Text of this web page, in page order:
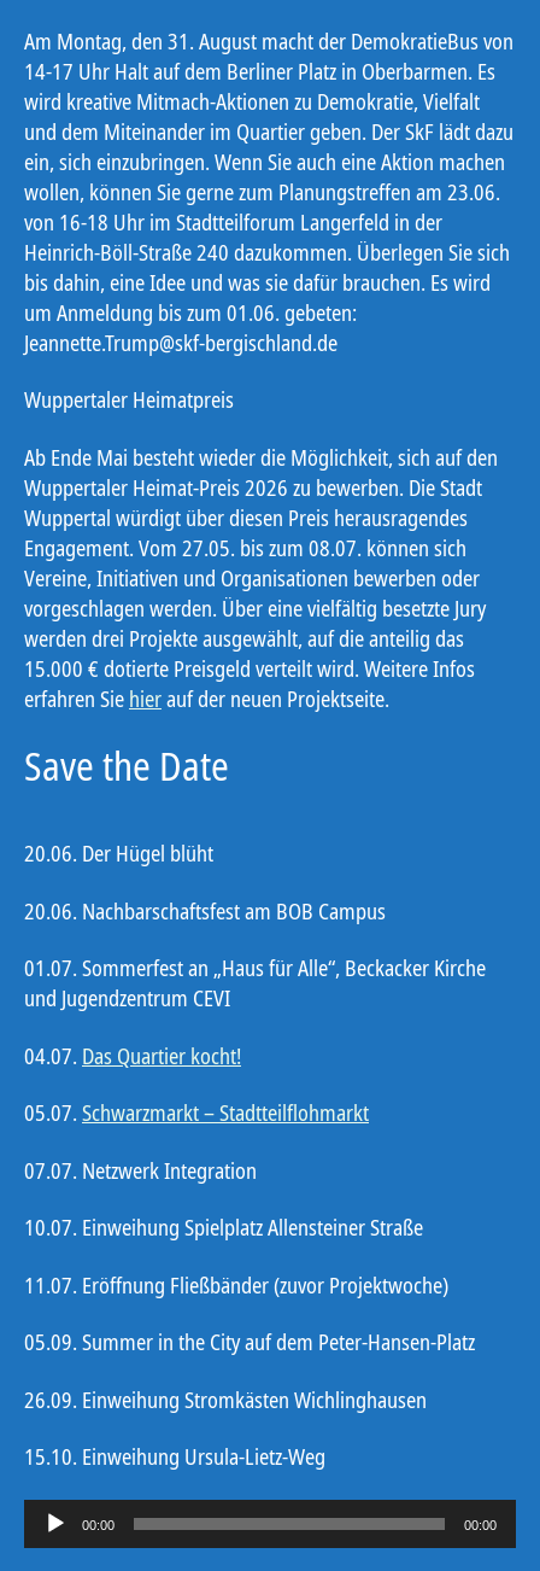
Am Montag, den 31. August macht der DemokratieBus von
14-17 Uhr Halt auf dem Berliner Platz in Oberbarmen. Es
wird kreative Mitmach-Aktionen zu Demokratie, Vielfalt
und dem Miteinander im Quartier geben. Der SkF lädt dazu
ein, sich einzubringen. Wenn Sie auch eine Aktion machen
wollen, können Sie gerne zum Planungstreffen am 23.06.
von 16-18 Uhr im Stadtteilforum Langerfeld in der
Heinrich-Böll-Straße 240 dazukommen. Überlegen Sie sich
bis dahin, eine Idee und was sie dafür brauchen. Es wird
um Anmeldung bis zum 01.06. gebeten:
Jeannette.Trump@skf-bergischland.de
Wuppertaler Heimatpreis
Ab Ende Mai besteht wieder die Möglichkeit, sich auf den
Wuppertaler Heimat-Preis 2026 zu bewerben. Die Stadt
Wuppertal würdigt über diesen Preis herausragendes
Engagement. Vom 27.05. bis zum 08.07. können sich
Vereine, Initiativen und Organisationen bewerben oder
vorgeschlagen werden. Über eine vielfältig besetzte Jury
werden drei Projekte ausgewählt, auf die anteilig das
15.000 € dotierte Preisgeld verteilt wird. Weitere Infos
erfahren Sie hierauf der neuen Projektseite.
Save the Date
20.06. Der Hügel blüht
20.06. Nachbarschaftsfest am BOB Campus
01.07. Sommerfest an „Haus für Alle“, Beckacker Kirche
und Jugendzentrum CEVI
04.07. Das Quartier kocht!
05.07. Schwarzmarkt – Stadtteilflohmarkt
07.07. Netzwerk Integration
10.07. Einweihung Spielplatz Allensteiner Straße
11.07. Eröffnung Fließbänder (zuvor Projektwoche)
05.09. Summer in the City auf dem Peter-Hansen-Platz
26.09. Einweihung Stromkästen Wichlinghausen
15.10. Einweihung Ursula-Lietz-Weg
u
00:00 00:00